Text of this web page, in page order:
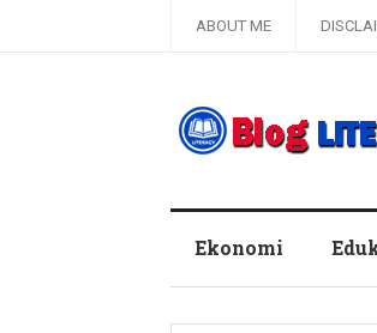
ABOUT ME
Ekonomi